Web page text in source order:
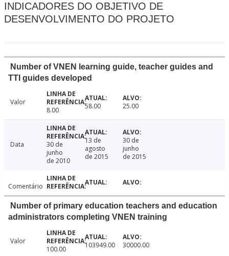
INDICADORES DO OBJETIVO DE
DESENVOLVIMENTO DO PROJETO
Number of VNEN learning guide, teacher guides and
TTI guides developed
Valor
8.00
58.00 25.00
Data
30 de
junho
de 2010
13 de
agosto
de 2015
30 de
junho
de 2015
Comentário
Number of primary education teachers and education
administrators completing VNEN training
Valor
100.00
103949.00 30000.00